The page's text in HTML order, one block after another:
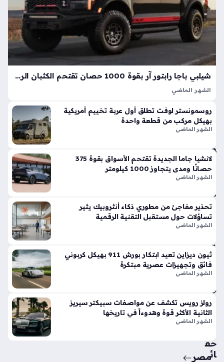
سي
ارة
الك
ة
الأك
اعت
دي
ة
فو
قاً
في
الأ
س
وا
ق
الح
ة
منذ
أسب
وع
واح
حق
ائ
شيلبي باجا رابتور آر بقوة 1000 حصان تقتحم الكثبان الرملية بأداء خارق
الشهر الماضي
المفرطة التي تكسر حواجز الأداء التقليدية في شاحنات البيك أب، إذ
ارتقت بهذه الفئة إلى مستويات غير مسبوقة بفضل تعديلات…
روسمونستر لوفت تطلق أول عربة تخييم أمريكية
بهيكل مركب من قطعة واحدة
الشهر الماضي
لانشيا جاما الجديدة تقتحم الأسواق بقوة 375
حصانًا ومدى يتجاوز 1000 كيلومتر
الشهر الماضي
تحذير مفاجئ من مطوري ذكاء أنثروبيك يثير
تساؤلات حول مستقبل التقنية الرقمية
الشهر الماضي
ثيون ديزاين تعيد ابتكار بورش 911 بهيكل كربوني
فائق وتجهيزات عصرية مبتكرة
الشهر الماضي
رولز رويس تكشف عن مواصفات سبيكتر سيريز
الثانية الأكثر قوة وهدوءاً في تاريخها
الشهر الماضي
مصر